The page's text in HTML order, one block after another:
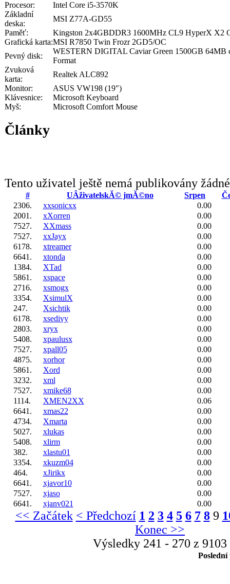
Procesor:
Intel Core i5-3570K
Základní
deska:
MSI Z77A-GD55
Paměť:
Kingston 2x4GBDDR3 1600MHz CL9 HyperX X2
Grafická karta:MSI R7850 Twin Frozr 2GD5/OC
Pevný disk:
WESTERN DIGITAL Caviar Green 1500GB 64MB
Format
Zvuková
karta:
Realtek ALC892
Monitor:
ASUS VW198 (19")
Klávesnice:
Microsoft Keyboard
Myš:
Microsoft Comfort Mouse
Články
Tento uživatel ještě nemá publikovány
# UÂživatelskĂ© jmĂ©no Srpen
2306.
xxsonicxx
0.00
2001.
xXorren
0.00
7527.
XXmass
0.00
7527.
xxJayx
0.00
6178.
xtreamer
0.00
6641.
xtonda
0.00
1384.
XTad
0.00
5861.
xspace
0.00
2716.
xsmogx
0.00
3354.
XsimulX
0.00
247.
Xsichtik
0.00
6178.
xsedivy
0.00
2803.
xryx
0.00
5408.
xpaulusx
0.00
7527.
xpall05
0.00
4875.
xorhor
0.00
5861.
Xord
0.00
3232.
xml
0.00
7527.
xmike68
0.00
1114.
XMEN2XX
0.06
6641.
xmas22
0.00
4734.
Xmarta
0.00
5027.
xlukas
0.00
5408.
xlirm
0.00
382.
xlastu01
0.00
3354.
xkuzm04
0.00
464.
xJirikx
0.00
6641.
xjavor10
0.00
7527.
xjaso
0.00
6641.
xjanv021 0.00
<< Začátek < Předchozí 1 2 3 4 5 6 7 8 9
Konec >>
Výsledky 241 - 270 z 9103